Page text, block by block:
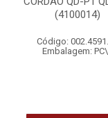
(4100014)
Código:
Embalagem: